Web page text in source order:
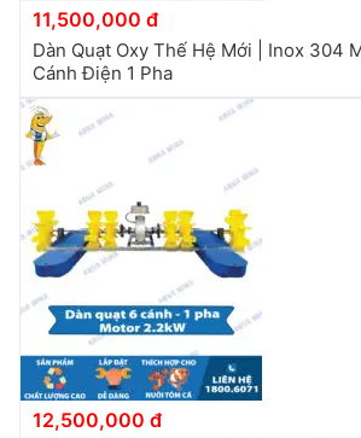
11,500,000 đ
Dàn Quạt Oxy Thế Hệ Mới | Inox 304
Cánh Điện 1 Pha
12,500,000 đ